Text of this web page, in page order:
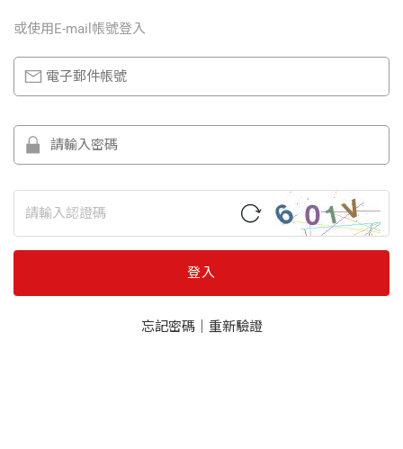
或使⽤E-mail帳號登入
登入
忘記密碼｜ 重新驗證